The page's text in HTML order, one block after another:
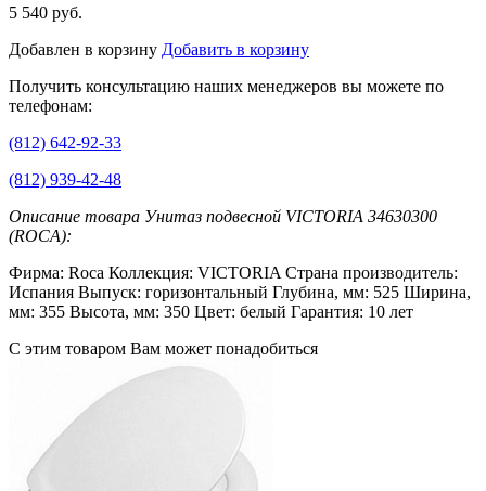
5 540 руб.
Добавлен в корзину Добавить в корзину
Получить консультацию наших менеджеров вы можете по
телефонам:
(812) 642-92-33
(812) 939-42-48
Описание товара Унитаз подвесной VICTORIA 34630300
(ROCA):
Фирма: Roca Коллекция: VICTORIA Страна производитель:
Испания Выпуск: горизонтальный Глубина, мм: 525 Ширина,
мм: 355 Высота, мм: 350 Цвет: белый Гарантия: 10 лет
С этим товаром Вам может понадобиться